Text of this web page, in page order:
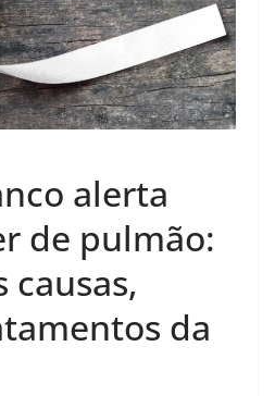
alerta
de pulmão:
causas,
da